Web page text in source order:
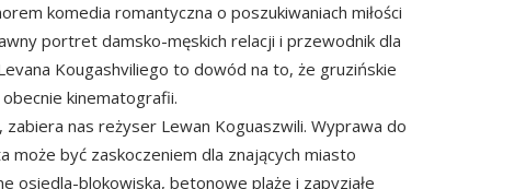
komedia romantyczna o poszukiwaniach miłości
portret damsko-męskich relacji i przewodnik dla
Kougashviliego to dowód na to, że gruzińskie
kinematografii.
zabiera nas reżyser Lewan Koguaszwili. Wyprawa do
być zaskoczeniem dla znających miasto
osiedla-blokowiska, betonowe plaże i zapyziałe